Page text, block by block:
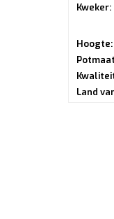
Kweker:
Hoogte: